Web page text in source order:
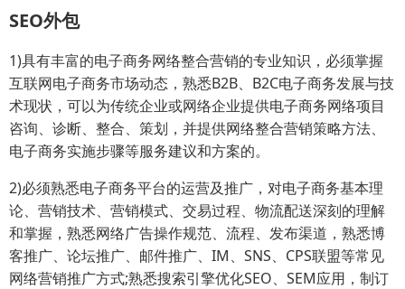
SEO外包
1)具有丰富的电子商务网络整合营销的专业知识，必须掌握
互联网电子商务市场动态，熟悉B2B、B2C电子商务发展与技
术现状，可以为传统企业或网络企业提供电子商务网络项目
咨询、诊断、整合、策划，并提供网络整合营销策略方法、
电子商务实施步骤等服务建议和方案的。
2)必须熟悉电子商务平台的运营及推广，对电子商务基本理
论、营销技术、营销模式、交易过程、物流配送深刻的理解
和掌握，熟悉网络广告操作规范、流程、发布渠道，熟悉博
客推广、论坛推广、邮件推广、IM、SNS、CPS联盟等常见
网络营销推广方式;熟悉搜索引擎优化SEO、SEM应用，制订